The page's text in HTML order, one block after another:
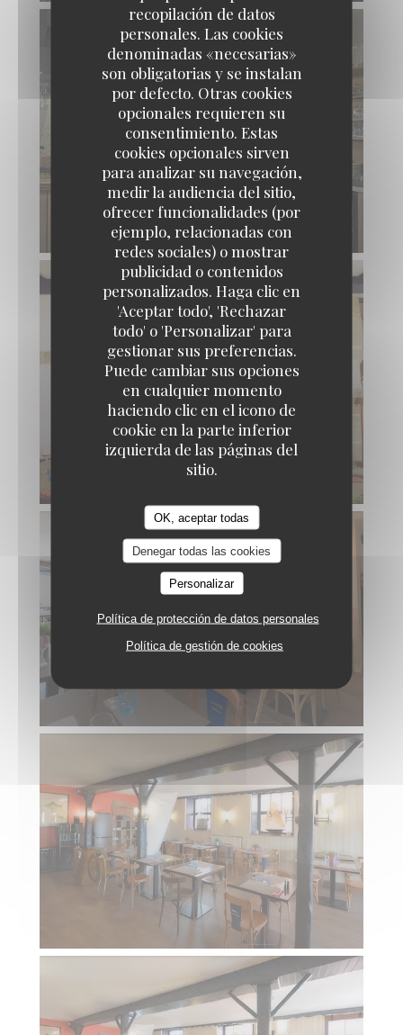
recopilación de datos
personales. Las cookies
denominadas «necesarias»
son obligatorias y se instalan
por defecto. Otras cookies
opcionales requieren su
consentimiento. Estas
cookies opcionales sirven
para analizar su navegación,
medir la audiencia del sitio,
ofrecer funcionalidades (por
ejemplo, relacionadas con
redes sociales) o mostrar
publicidad o contenidos
personalizados. Haga clic en
'Aceptar todo', 'Rechazar
todo' o 'Personalizar' para
gestionar sus preferencias.
Puede cambiar sus opciones
en cualquier momento
haciendo clic en el icono de
cookie en la parte inferior
izquierda de las páginas del
sitio.
OK, aceptar todas
Denegar todas las cookies
Personalizar
Política de protección de datos personales
Política de gestión de cookies